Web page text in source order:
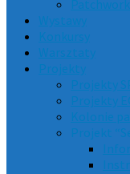
Wystawy
Konkursy
Warsztaty
Projekty
Projekty
Projekty
Kolonie
Projekt